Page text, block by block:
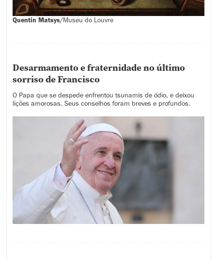
Quentin Matsys/Museu do Louvre
Desarmamento e fraternidade no último
sorriso de Francisco
O Papa que se despede enfrentou tsunamis de ódio, e deixou
lições amorosas. Seus conselhos foram breves e profundos.